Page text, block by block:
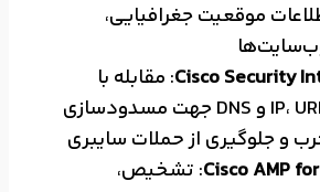
موقعیت جغرافیایی،
Cisco Security: مقابله با
تهدیدات IP، URL و DNS جهت مسدودسازی
و جلوگیری از حملات سایبری
Cisco AMP: تشخیص،